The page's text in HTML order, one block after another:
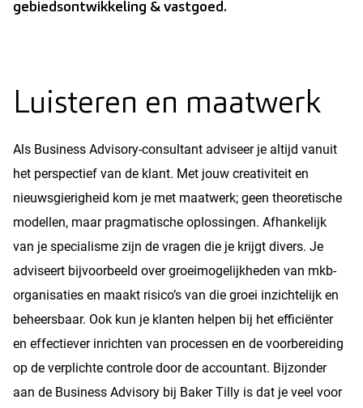
gebiedsontwikkeling & vastgoed.
Luisteren en maatwerk
Als Business Advisory-consultant adviseer je altijd vanuit
het perspectief van de klant. Met jouw creativiteit en
nieuwsgierigheid kom je met maatwerk; geen theoretische
modellen, maar pragmatische oplossingen. Afhankelijk
van je specialisme zijn de vragen die je krijgt divers. Je
adviseert bijvoorbeeld over groeimogelijkheden van mkb-
organisaties en maakt risico’s van die groei inzichtelijk en
beheersbaar. Ook kun je klanten helpen bij het efficiënter
en effectiever inrichten van processen en de voorbereiding
op de verplichte controle door de accountant. Bijzonder
aan de Business Advisory bij Baker Tilly is dat je veel voor